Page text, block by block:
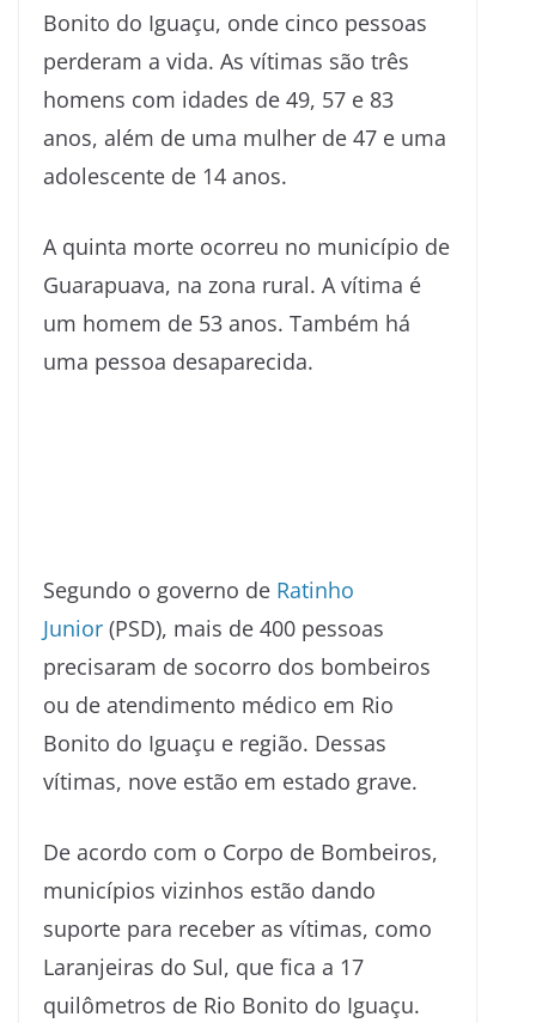
Bonito do Iguaçu, onde cinco pessoas
perderam a vida. As vítimas são três
homens com idades de 49, 57 e 83
anos, além de uma mulher de 47 e uma
adolescente de 14 anos.
A quinta morte ocorreu no município de
Guarapuava, na zona rural. A vítima é
um homem de 53 anos. Também há
uma pessoa desaparecida.
Segundo o governo de Ratinho
Junior (PSD), mais de 400 pessoas
precisaram de socorro dos bombeiros
ou de atendimento médico em Rio
Bonito do Iguaçu e região. Dessas
vítimas, nove estão em estado grave.
De acordo com o Corpo de Bombeiros,
municípios vizinhos estão dando
suporte para receber as vítimas, como
Laranjeiras do Sul, que fica a 17
quilômetros de Rio Bonito do Iguaçu.